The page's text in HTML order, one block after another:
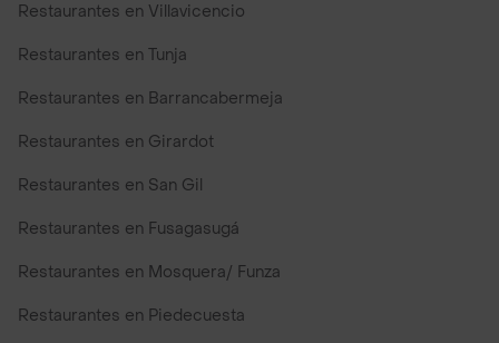
Restaurantes en Villavicencio
Restaurantes en Tunja
Restaurantes en Barrancabermeja
Restaurantes en Girardot
Restaurantes en San Gil
Restaurantes en Fusagasugá
Restaurantes en Mosquera/ Funza
Restaurantes en Piedecuesta